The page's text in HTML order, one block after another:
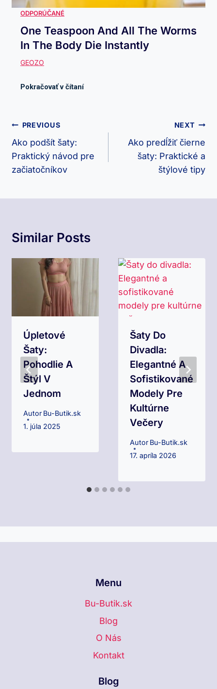
One Teaspoon And All The Worms
In The Body Die Instantly
Navigácia
V
Článku
PREVIOUS
Ako podšít šaty:
Praktický návod pre
začiatočníkov
NEXT
Ako predĺžiť čierne
šaty: Praktické a
štýlové tipy
Similar Posts
Úpletové
Šaty:
Pohodlie A
Štýl V
Jednom
Autor Bu-Butik.sk
1. júla 2025
Šaty Do
Divadla:
Elegantné A
Sofistikované
Modely Pre
Kultúrne
Večery
Autor Bu-Butik.sk
17. apríla 2026
Menu
Bu-Butik.sk
Blog
O Nás
Kontakt
Blog